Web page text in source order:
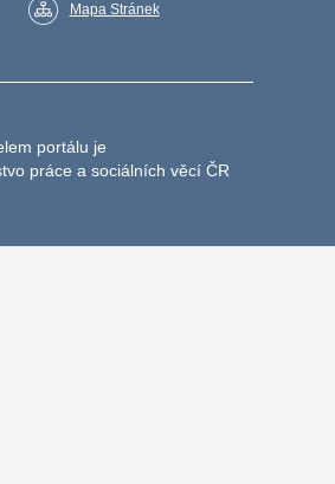
Mapa Stránek
portálu je
práce a sociálních věcí ČR